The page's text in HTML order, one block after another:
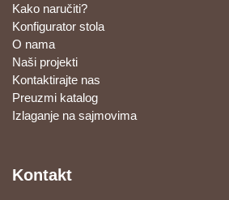
Kako naručiti?
Konfigurator stola
O nama
Naši projekti
Kontaktirajte nas
Preuzmi katalog
Izlaganje na sajmovima
Kontakt